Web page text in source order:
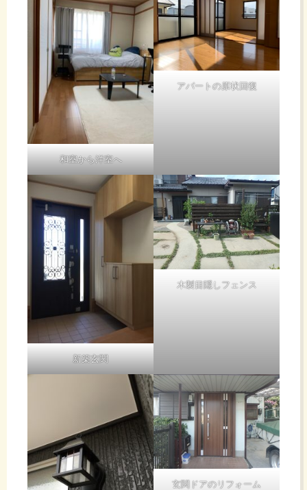
和室から洋室へ
アパートの原状回復
新築玄関
木製目隠しフェンス
玄関ドアのリフォーム